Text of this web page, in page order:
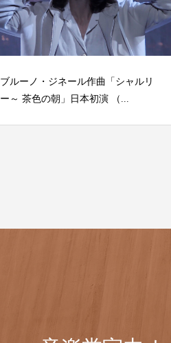
ブルーノ・ジネール作曲「シャルリ
ー～ 茶色の朝」日本初演 （...